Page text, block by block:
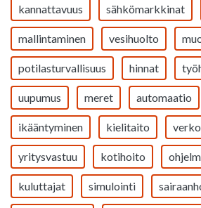
kannattavuus sähkömarkkinat
mallintaminen vesihuolto
potilasturvallisuus hinnat
uupumus meret automaatio
ikääntyminen kielitaito
yritysvastuu kotihoito
kuluttajat simulointi